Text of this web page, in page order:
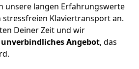
unsere langen Erfahrungswerte
Klaviertransport an.
Deiner Zeit und wir
unverbindliches Angebot, das